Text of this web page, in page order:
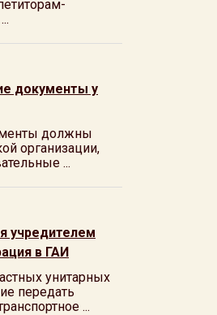
документы у
должны
организации,
...
учредителем
в ГАИ
унитарных
передать
...